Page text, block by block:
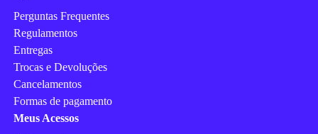
Perguntas Frequentes
Regulamentos
Entregas
Trocas e Devoluções
Cancelamentos
Formas de pagamento
Meus Acessos